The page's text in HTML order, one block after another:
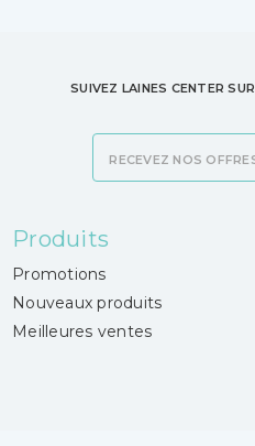
SUIVEZ LAINES CENTER SUR
Produits
Promotions
Nouveaux produits
Meilleures ventes